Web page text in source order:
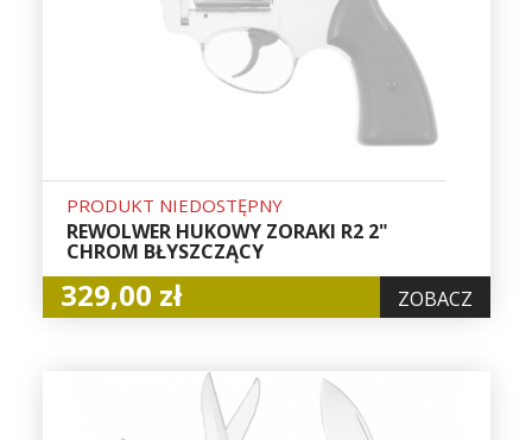
PRODUKT NIEDOSTĘPNY
REWOLWER HUKOWY ZORAKI R2 2"
CHROM BŁYSZCZĄCY
329,00 zł ZOBACZ